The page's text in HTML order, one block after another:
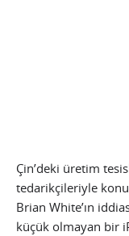
Çin’deki üretim
tedarikçileriyle
Brian White’ın
küçük olmayan bir